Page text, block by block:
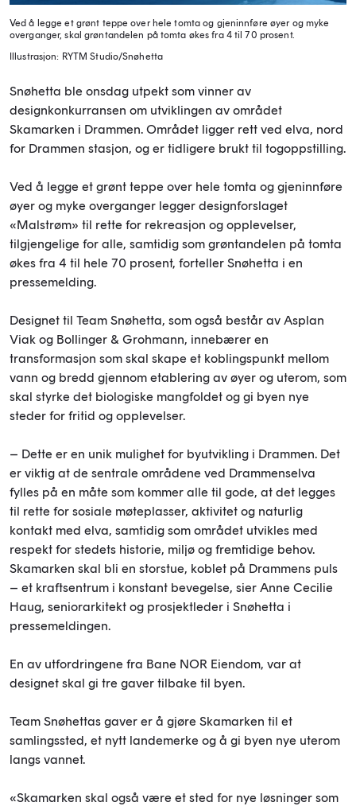
Ved å legge et grønt teppe over hele tomta og gjeninnføre øyer og myke
overganger, skal grøntandelen på tomta økes fra 4 til 70 prosent.
Illustrasjon: RYTM Studio/Snøhetta
Snøhetta ble onsdag utpekt som vinner av
designkonkurransen om utviklingen av området
Skamarken i Drammen. Området ligger rett ved elva, nord
for Drammen stasjon, og er tidligere brukt til togoppstilling.
Ved å legge et grønt teppe over hele tomta og gjeninnføre
øyer og myke overganger legger designforslaget
«Malstrøm» til rette for rekreasjon og opplevelser,
tilgjengelige for alle, samtidig som grøntandelen på tomta
økes fra 4 til hele 70 prosent, forteller Snøhetta i en
pressemelding.
Designet til Team Snøhetta, som også består av Asplan
Viak og Bollinger & Grohmann, innebærer en
transformasjon som skal skape et koblingspunkt mellom
vann og bredd gjennom etablering av øyer og uterom, som
skal styrke det biologiske mangfoldet og gi byen nye
steder for fritid og opplevelser.
– Dette er en unik mulighet for byutvikling i Drammen. Det
er viktig at de sentrale områdene ved Drammenselva
fylles på en måte som kommer alle til gode, at det legges
til rette for sosiale møteplasser, aktivitet og naturlig
kontakt med elva, samtidig som området utvikles med
respekt for stedets historie, miljø og fremtidige behov.
Skamarken skal bli en storstue, koblet på Drammens puls
– et kraftsentrum i konstant bevegelse, sier Anne Cecilie
Haug, seniorarkitekt og prosjektleder i Snøhetta i
pressemeldingen.
En av utfordringene fra Bane NOR Eiendom, var at
designet skal gi tre gaver tilbake til byen.
Team Snøhettas gaver er å gjøre Skamarken til et
samlingssted, et nytt landemerke og å gi byen nye uterom
langs vannet.
«Skamarken skal også være et sted for nye løsninger som